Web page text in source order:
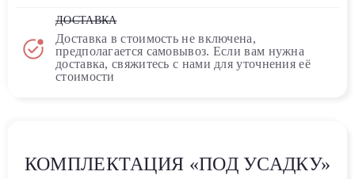
ДОСТАВКА
Доставка в стоимостьне включена,
предполагается самовывоз. Если вам нужна
доставка, свяжитесь с нами для уточнения её
стоимости
КОМПЛЕКТАЦИЯ «ПОД УСАДКУ»